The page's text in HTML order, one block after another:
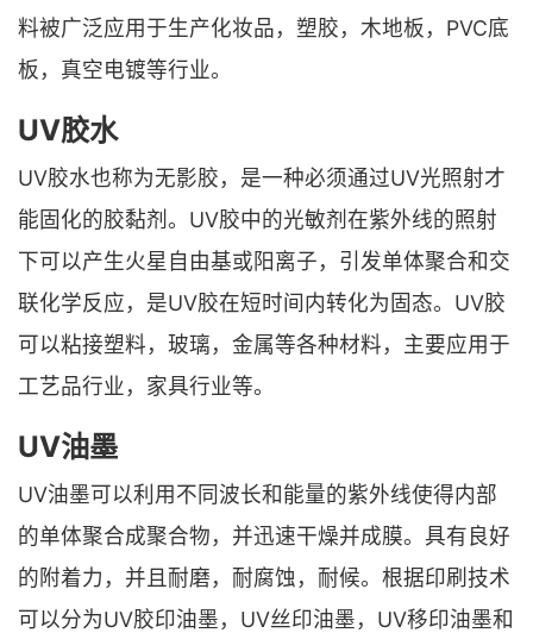
料被广泛应用于生产化妆品，塑胶，木地板，PVC底
板，真空电镀等行业。
UV胶水
UV胶水也称为无影胶，是一种必须通过UV光照射才
能固化的胶黏剂。UV胶中的光敏剂在紫外线的照射
下可以产生火星自由基或阳离子，引发单体聚合和交
联化学反应，是UV胶在短时间内转化为固态。UV胶
可以粘接塑料，玻璃，金属等各种材料，主要应用于
工艺品行业，家具行业等。
UV油墨
UV油墨可以利用不同波长和能量的紫外线使得内部
的单体聚合成聚合物，并迅速干燥并成膜。具有良好
的附着力，并且耐磨，耐腐蚀，耐候。根据印刷技术
可以分为UV胶印油墨，UV丝印油墨，UV移印油墨和